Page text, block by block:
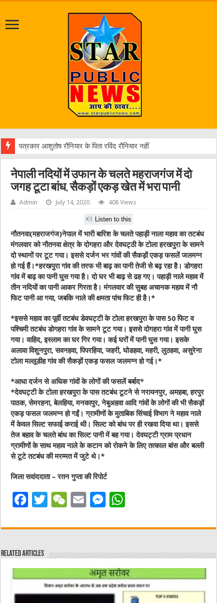
नेपाली नदियों में उफान के चलते महराजगंज में दो
जगह टूटा बांध, सैकड़ों एकड़ खेत में भरा पानी
Admin July 14, 2020 408 Views
Listen to this
नौतनवा(महराजगंज)नेपाल में भारी बारिश के चलते पहाड़ी नाला महाव का तटबंध
मंगलवार को नौतनवा क्षेत्र के दोगहरा और देवघट्ठी के टोला हरखपुरा के सामने
दो स्थानों पर टूट गया। इससे दर्जन भर गांवों की सैकड़ों एकड़ फसलें जलमग्न
हो गई हैं।*हरखपुरा गांव की तरफ भी बाढ़ का पानी तेजी से बढ़ रहा है। डोगहरा
गांव में बाढ़ का पानी घुस गया है। दो घर भी बाढ़ से ढह गए। पहाड़ी नाले महाव में
तीन नदियों का पानी आकर गिरता है। मंगलवार की सुबह अचानक महाव में नौ
फिट पानी आ गया, जबकि नाले की क्षमता पांच फिट ही है।*
*इससे महाव का पूर्वी तटबंध डेवघट्टी के टोला हरखपुरा के पास 50 फिट व
पश्चिमी तटबंध डोगहरा गांव के सामने टूट गया। इससे दोगहरा गांव में पानी घुस
गया। वाहिद, इस्लाम का घर गिर गया। कई घरों में पानी घुस गया। इसके
अलावा विशुनपुरा, सवनहवा, पिपरहिया, जहरी, घोडहवा, महरी, लुठहवा, असुरेना
टोला मल्लूडीह गांव की सैकड़ों एकड़ फसल जलमग्न हो गई।*
*आधा दर्जन से अधिक गांवों के लोगों की फसलें बर्बाद*
*देवघट्टी के टोला हरखपुरा के पास तटबंध टूटने से नरायनपुर, अमहबा, हरपुर
पाठक, सेमरहना, बेलहिया, मनकापुर, नेबुअहवा आदि गांवों के लोगों की भी सैकड़ों
एकड़ फसल जलमग्न हो गईं। ग्रामीणों के मुताबिक सिंचाई विभाग ने महाव नाले
में केवल सिल्ट सफाई कराई थी। सिल्ट को बांध पर ही रखवा दिया था। इससे
तेज बहाव के चलते बांध का सिल्ट पानी में बह गया। देवघट्टी ग्राम प्रधान
ग्रामीणों के साथ महाव नाले के कटान को रोकने के लिए तत्काल बांस और बल्ली
से टूटे तटबंध की मरम्मत में जुटे थे।*
जिला सवांददाता – रतन गुप्ता की रिपोर्ट
F
c
e
b
o
o
T
it
r
W
C
at
E
ai
M
ss
n
g
er
at
A
p
p
Related Articles